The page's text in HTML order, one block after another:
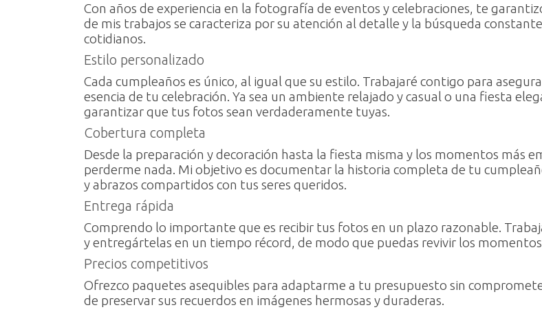
Con años de experiencia en la fotografía de eventos y celebraciones, te
de mis trabajos se caracteriza por su atención al detalle y la búsqueda
cotidianos.
Estilo personalizado
Cada cumpleaños es único, al igual que su estilo. Trabajaré contigo para
esencia de tu celebración. Ya sea un ambiente relajado y casual o una fiesta
garantizar que tus fotos sean verdaderamente tuyas.
Cobertura completa
Desde la preparación y decoración hasta la fiesta misma y los momentos más
perderme nada. Mi objetivo es documentar la historia completa de tu
y abrazos compartidos con tus seres queridos.
Entrega rápida
Comprendo lo importante que es recibir tus fotos en un plazo razonable.
y entregártelas en un tiempo récord, de modo que puedas revivir los momentos
Precios competitivos
Ofrezco paquetes asequibles para adaptarme a tu presupuesto sin
de preservar sus recuerdos en imágenes hermosas y duraderas.